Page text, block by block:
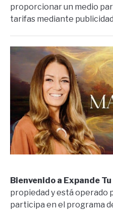
proporcionar un medio
tarifas mediante
Bienvenido a Expande
propiedad y está operado
participa en el programa